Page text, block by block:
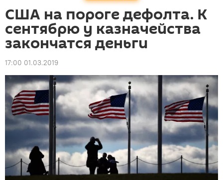
США на пороге дефолта. К
сентябрю у казначейства
закончатся деньги
17:00 01.03.2019